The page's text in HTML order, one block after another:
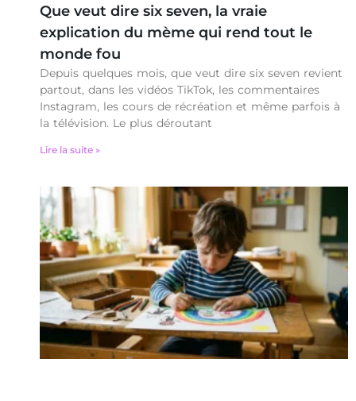
Que veut dire six seven, la vraie
explication du mème qui rend tout le
monde fou
Depuis quelques mois, que veut dire six seven revient
partout, dans les vidéos TikTok, les commentaires
Instagram, les cours de récréation et même parfois à
la télévision. Le plus déroutant
Lire la suite »